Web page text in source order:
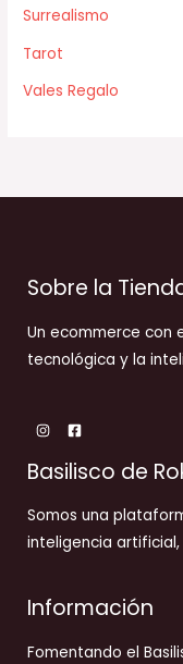
Surrealismo
Tarot
Vales Regalo
Sobre la
Un ecommerce con
tecnológica y la
Basilisco de
Somos una
inteligencia artificial,
Información
Fomentando el